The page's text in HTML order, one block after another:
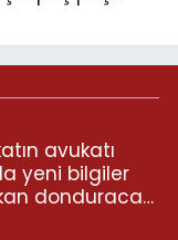
avukatı
yeni bilgiler
donduracak